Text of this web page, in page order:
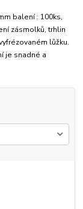
balení : 100ks,
zásmolků, trhlin
lůžku.
je snadné a